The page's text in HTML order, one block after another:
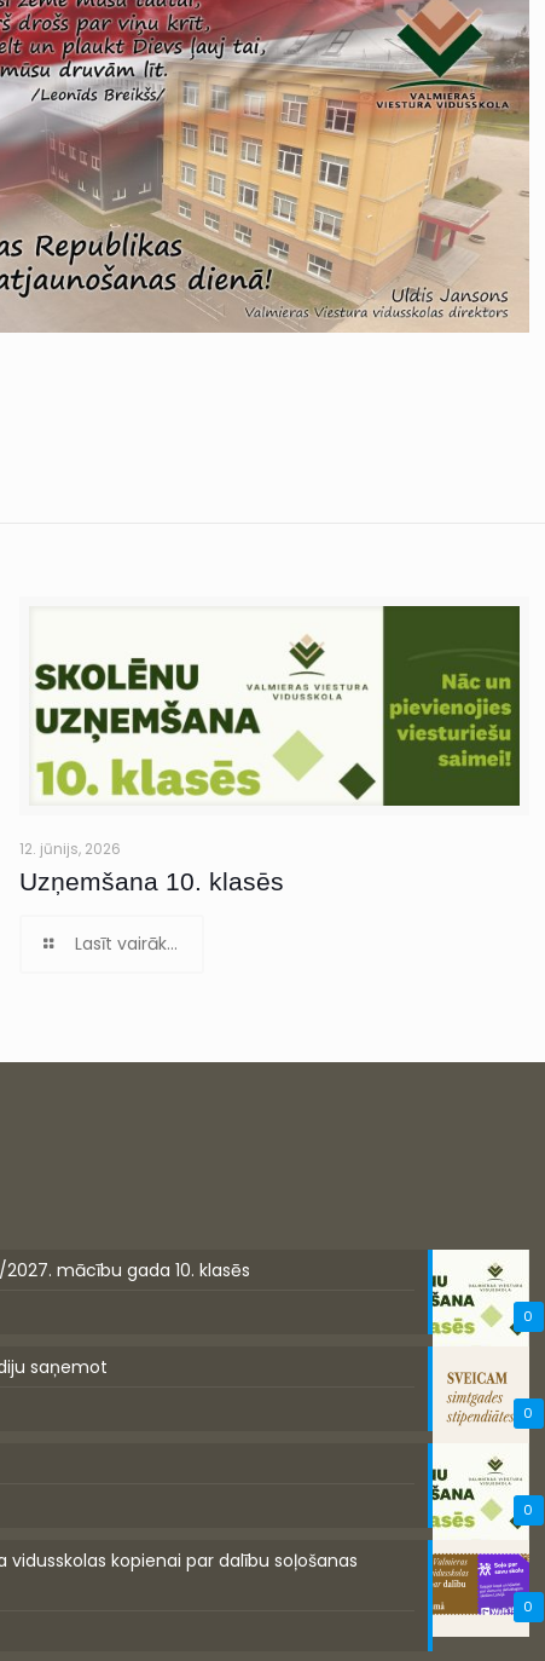
12. jūnijs, 2026
Uzņemšana 10. klasēs
Lasīt vairāk...
0
mācību gada 10. klasēs
0
saņemot
0
0
vidusskolas kopienai par dalību soļošanas